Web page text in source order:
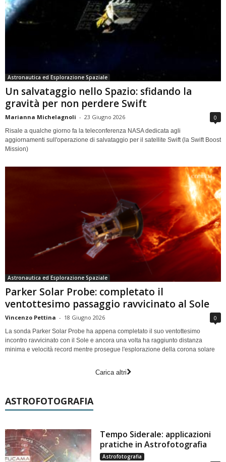
Astronautica ed Esplorazione Spaziale
Un salvataggio nello Spazio: sfidando la
gravità per non perdere Swift
Marianna Michelagnoli - 23 Giugno 2026 0
Risale a qualche giorno fa la teleconferenza NASA dedicata agli
aggiornamenti sull'operazione di salvataggio per il satellite Swift (la Swift Boost
Mission)
Astronautica ed Esplorazione Spaziale
Parker Solar Probe: completato il
ventottesimo passaggio ravvicinato al Sole
Vincenzo Pettina - 18 Giugno 2026 0
La sonda Parker Solar Probe ha appena completato il suo ventottesimo
incontro ravvicinato con il Sole e ancora una volta ha raggiunto distanza
minima e velocità record mentre prosegue l'esplorazione della corona solare
Carica altri
ASTROFOTOGRAFIA
Tempo Siderale: applicazioni
pratiche in Astrofotografia
Astrofotografia